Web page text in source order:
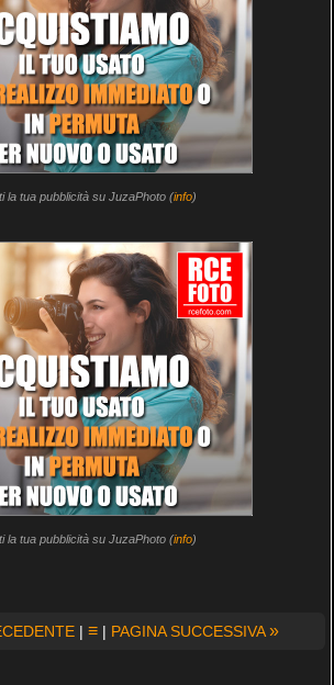
la tua pubblicità su JuzaPhoto (info)
la tua pubblicità su JuzaPhoto (info)
| ≡| PAGINA SUCCESSIVA»